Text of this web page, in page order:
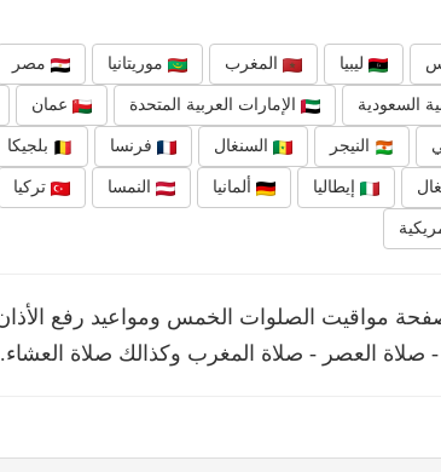
ليبيا المغرب موريتانيا مصر
السعودية الإمارات العربية المتحدة عمان
النيجر السنغال فرنسا بلجيكا
إيطاليا ألمانيا النمسا تركيا
- صلاة العصر - صلاة المغرب وكذالك صلاة العشاء.